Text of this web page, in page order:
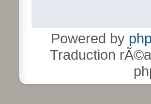
Powered by
Traduction